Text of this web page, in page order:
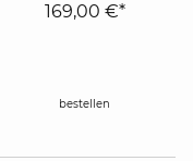
169,00 €*
bestellen